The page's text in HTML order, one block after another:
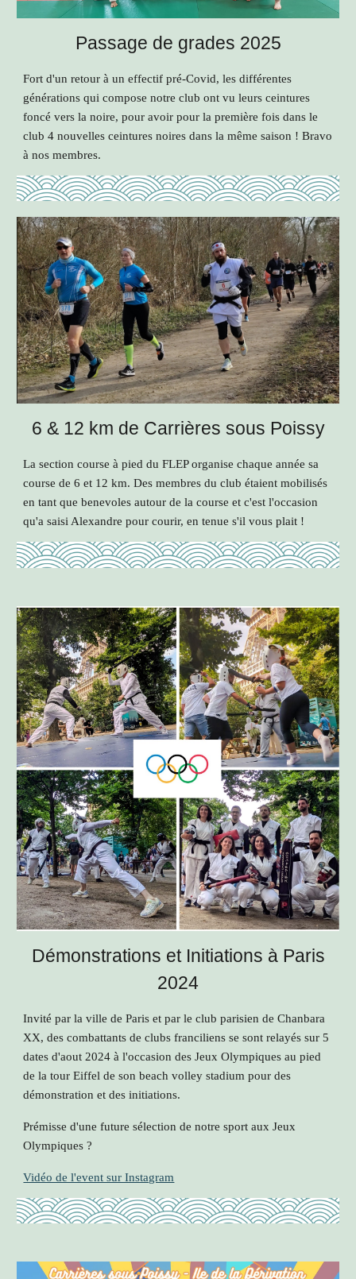
Passage de grades 2025
Fort d'un retour à un effectif pré-Covid, les différentes
générations qui compose notre club ont vu leurs ceintures
foncé vers la noire, pour avoir pour la première fois dans le
club 4 nouvelles ceintures noires dans la même saison ! Bravo
à nos membres.
6 & 12 km de Carrières sous Poissy
La section course à pied du FLEP organise chaque année sa
course de 6 et 12 km. Des membres du club étaient mobilisés
en tant que benevoles autour de la course et c'est l'occasion
qu'a saisi Alexandre pour courir, en tenue s'il vous plait !
Démonstrations et Initiations à Paris
2024
Invité par la ville de Paris et par le club parisien de Chanbara
XX, des combattants de clubs franciliens se sont relayés sur 5
dates d'aout 2024 à l'occasion des Jeux Olympiques au pied
de la tour Eiffel de son beach volley stadium pour des
démonstration et des initiations.
Prémisse d'une future sélection de notre sport aux Jeux
Olympiques ?
Vidéo de l'event sur Instagram